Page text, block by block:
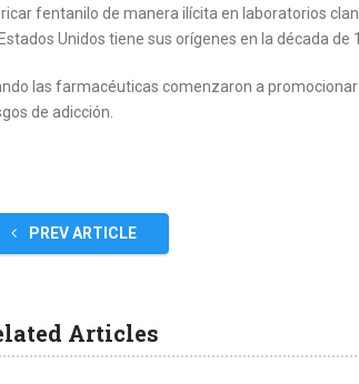
fentanilo de manera ilícita en laboratorios
Unidos tiene sus orígenes en la década de
las farmacéuticas comenzaron a
de adicción.
PREV ARTICLE
Articles